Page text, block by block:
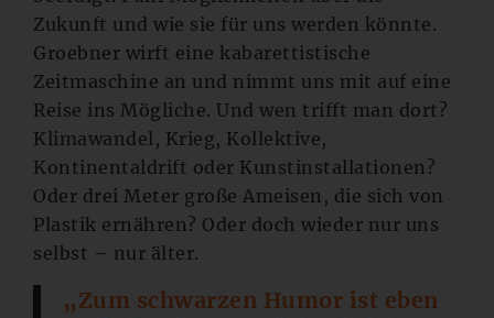
Zukunft und wie sie für uns werden könnte.
Groebner wirft eine kabarettistische
Zeitmaschine an und nimmt uns mit auf eine
Reise ins Mögliche. Und wen trifft man dort?
Klimawandel, Krieg, Kollektive,
Kontinentaldrift oder Kunstinstallationen?
Oder drei Meter große Ameisen, die sich von
Plastik ernähren? Oder doch wieder nur uns
selbst – nur älter.
„Zum schwarzen Humor ist eben